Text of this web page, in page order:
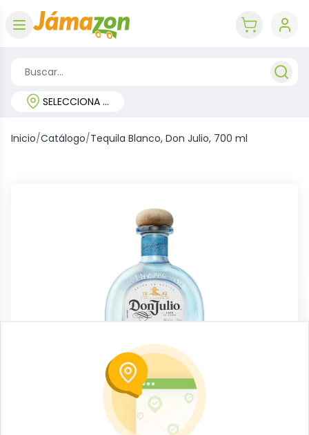
SELECCIONA TU REGIÓN
Inicio/Catálogo/Tequila Blanco, Don Julio, 700 ml
Tequila Blanco, Don Julio, 700 ml